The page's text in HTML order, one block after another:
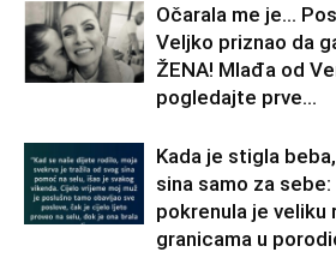
Očarala me je…
Veljko priznao da
ŽENA! Mlađa od
pogledajte prve...
Kada je stigla
sina samo za
pokrenula je veliku
granicama u